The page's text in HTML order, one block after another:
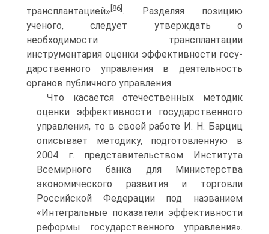
трансплантацией» [86] . Разделяя позицию
ученого, следует утверждать о
необходимости трансплантации
инструментария оценки эффективности госу­
дарственного управления в деятельность
органов публичного управления.
Что касается отечественных методик
оценки эффективности государствен­ного
управления, то в своей работе И. Н. Барциц
описывает методику, подготов­ленную в
2004 г. представительством Института
Всемирного банка для Мини­стерства
экономического развития и торговли
Российской Федерации под назва­нием
«Интегральные показатели эффективности
реформы государственного управления».